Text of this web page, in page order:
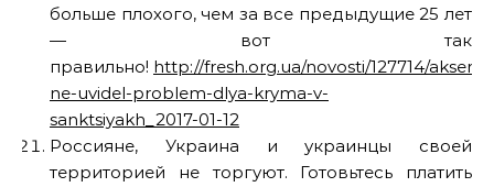
больше плохого, чем за все предыдущие 25 лет
— вот так
правильно! http://fresh.org.ua/novosti/127714/
ne-uvidel-problem-dlya-kryma-v-
sanktsiyakh_2017-01-12
Россияне, Украина и украинцы своей
территорией не торгуют. Готовьтесь платить